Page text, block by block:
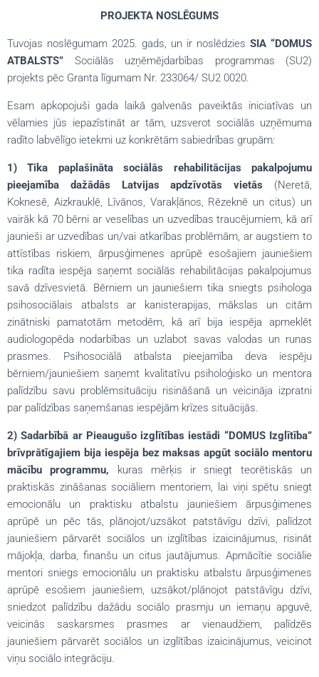
PROJEKTA NOSLĒGUMS
Tuvojas noslēgumam 2025. gads, un ir noslēdzies SIA “DOMUS
ATBALSTS” Sociālās uzņēmējdarbības programmas (SU2)
projekts pēc Granta līgumam Nr. 233064/ SU2 0020.
Esam apkopojuši gada laikā galvenās paveiktās iniciatīvas un
vēlamies jūs iepazīstināt ar tām, uzsverot sociālās uzņēmuma
radīto labvēlīgo ietekmi uz konkrētām sabiedrības grupām:
1) Tika paplašināta sociālās rehabilitācijas pakalpojumu
pieejamība dažādās Latvijas apdzīvotās vietās (Neretā,
Koknesē, Aizkrauklē, Līvānos, Varakļānos, Rēzeknē un citus) un
vairāk kā 70 bērni ar veselības un uzvedības traucējumiem, kā arī
jaunieši ar uzvedības un/vai atkarības problēmām, ar augstiem to
attīstības riskiem, ārpusģimenes aprūpē esošajiem jauniešiem
tika radīta iespēja saņemt sociālās rehabilitācijas pakalpojumus
savā dzīvesvietā. Bērniem un jauniešiem tika sniegts psihologa
psihosociālais atbalsts ar kanisterapijas, mākslas un citām
zinātniski pamatotām metodēm, kā arī bija iespēja apmeklēt
audiologopēda nodarbības un uzlabot savas valodas un runas
prasmes. Psihosociālā atbalsta pieejamība deva iespēju
bērniem/jauniešiem saņemt kvalitatīvu psiholoģisko un mentora
palīdzību savu problēmsituāciju risināšanā un veicināja izpratni
par palīdzības saņemšanas iespējām krīzes situācijās.
2) Sadarbībā ar Pieaugušo izglītības iestādi “DOMUS Izglītība”
brīvprātīgajiem bija iespēja bez maksas apgūt sociālo mentoru
mācību programmu, kuras mērķis ir sniegt teorētiskās un
praktiskās zināšanas sociāliem mentoriem, lai viņi spētu sniegt
emocionālu un praktisku atbalstu jauniešiem ārpusģimenes
aprūpē un pēc tās, plānojot/uzsākot patstāvīgu dzīvi, palīdzot
jauniešiem pārvarēt sociālos un izglītības izaicinājumus, risināt
mājokļa, darba, finanšu un citus jautājumus. Apmācītie sociālie
mentori sniegs emocionālu un praktisku atbalstu ārpusģimenes
aprūpē esošiem jauniešiem, uzsākot/plānojot patstāvīgu dzīvi,
sniedzot palīdzību dažādu sociālo prasmju un iemaņu apguvē,
veicinās saskarsmes prasmes ar vienaudžiem, palīdzēs
jauniešiem pārvarēt sociālos un izglītības izaicinājumus, veicinot
viņu sociālo integrāciju.